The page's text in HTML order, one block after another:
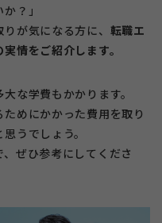
？」
が気になる方に、 転職エ
情をご紹介します。
な学費もかかります。
めにかかった費用を取り
うでしょう。
ぜひ参考にしてくださ